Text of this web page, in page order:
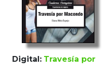
Digital: Travesía por